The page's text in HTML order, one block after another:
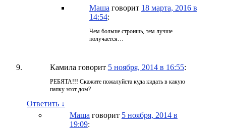
Маша говорит 18 марта, 2016 в
14:54:
Чем больше строишь, тем лучше
получается…
Камила говорит 5 ноября, 2014 в 16:55:
РЕБЯТА!!! Скажите пожалуйста куда кидать в какую
папку этот дом?
Ответить ↓
Маша говорит 5 ноября, 2014 в
19:09: